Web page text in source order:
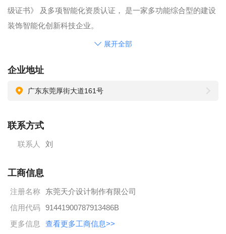
级证书》 及多项智能化资质认证， 是一家多功能综合型的建设
装饰智能化创新科技企业。
另公司同时也致力于多种文化，如经典藏品、奇石、酒类的传
展开全部
企业地址
广东东莞厚街大道161号
联系方式
联系人 刘
工商信息
注册名称
东莞天介设计制作有限公司
信用代码 91441900787913486B
更多信息
查看更多工商信息>>